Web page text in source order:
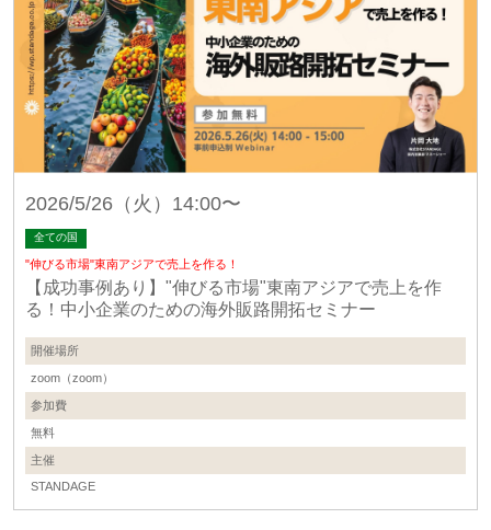
2026/5/26（火）14:00〜
全ての国
"伸びる市場"東南アジアで売上を作る！
【成功事例あり】"伸びる市場"東南アジアで売上を作
る！中小企業のための海外販路開拓セミナー
開催場所
zoom（zoom）
参加費
無料
主催
STANDAGE